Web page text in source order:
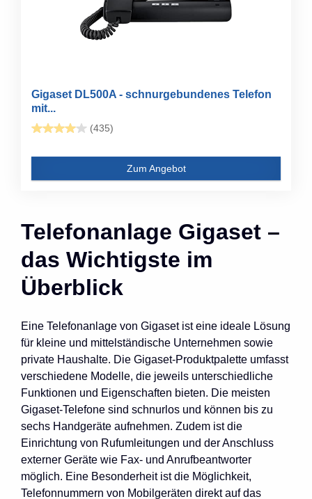
Gigaset DL500A - schnurgebundenes Telefon
mit...
(435)
Zum Angebot
Telefonanlage Gigaset –
das Wichtigste im
Überblick
Eine Telefonanlage von Gigaset ist eine ideale Lösung
für kleine und mittelständische Unternehmen sowie
private Haushalte. Die Gigaset-Produktpalette umfasst
verschiedene Modelle, die jeweils unterschiedliche
Funktionen und Eigenschaften bieten. Die meisten
Gigaset-Telefone sind schnurlos und können bis zu
sechs Handgeräte aufnehmen. Zudem ist die
Einrichtung von Rufumleitungen und der Anschluss
externer Geräte wie Fax- und Anrufbeantworter
möglich. Eine Besonderheit ist die Möglichkeit,
Telefonnummern von Mobilgeräten direkt auf das